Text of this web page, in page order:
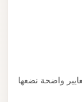
واضحة نضعها